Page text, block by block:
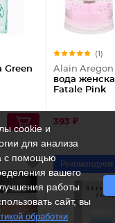
Green
(1)
Alain Aregon
вода
Fatale Pink
393 ₽
Рекомендуем
cookie и
для анализа
с помощью
вашего
работы
сайт, вы
обработки